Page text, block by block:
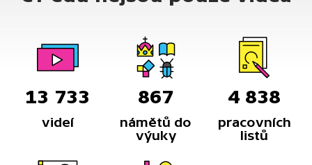
13 733
videí
867
námětů do
výuky
4 838
pracovních
listů